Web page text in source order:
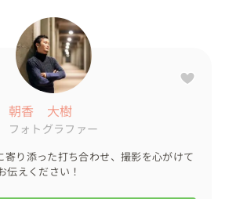
朝香 大樹
フォトグラファー
寄り添った打ち合わせ、撮影を心がけて
伝えください！